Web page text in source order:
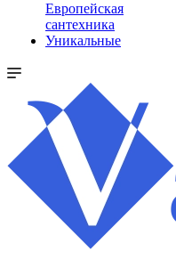
Европейская
сантехника
Уникальные